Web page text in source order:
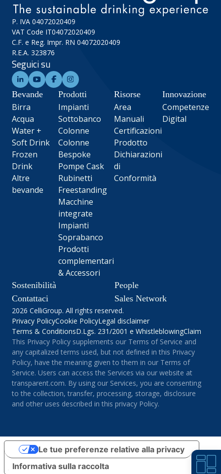
P. IVA 04072020409
VAT Code IT04072020409
C.F. e Reg. Impr. RN 04072020409
R.E.A. 323876
Seguici su
Bevande
Birra
Acqua
Water +
Soft Drink
Frozen
Drink
Altre
bevande
Prodotti
Impianti
Sottobanco
Colonne
Colonne
Bespoke
Pompe Cask
Rubinetti
Freestanding
Macchine
integrate
Impianti
Soprabanco
Prodotti
complementari
& Accessori
Risorse
Area
Manuali
Certificazioni
Prodotto
Dichiarazioni
di
Conformità
Innovazione
Competenze
Digital
Sostenibilità
People
Contattaci
Sales Network
2026 CelliGroup. All rights reserved.
Privacy PolicyCookie PolicyLegal disclaimer
Terms & ConditionsD.Lgs. 231/2001 e WhistleblowingClaim
This Privacy Policy supplements our Terms of Service and
any capitalized terms used, but not defined in this Privacy
Policy, have the meaning given to them in our Terms of
Service. Users can access the Services via our website at
transparent.com. By using our Services, you are consenting
to the collection, transfer, processing, storage, disclosure
and other uses described in this privacy Policy.
Informativa sulla raccolta
Le tue preferenze relative alla privacy